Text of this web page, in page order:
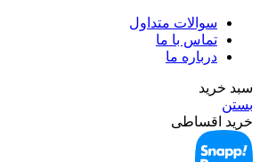
سوالات متداول
تماس با ما
درباره ما
سبد خرید
بستن
خرید اقساطی